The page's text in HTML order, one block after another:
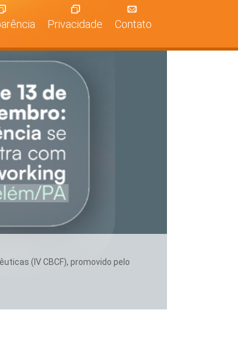
Privacidade Contato
(IV CBCF), promovido pelo